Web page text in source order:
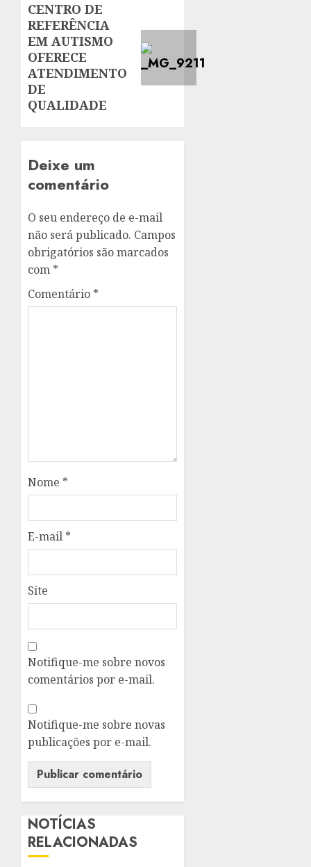
Next
post:
CENTRO DE
REFERÊNCIA
EM AUTISMO
OFERECE
ATENDIMENTO
DE
QUALIDADE
Deixe um
comentário
O seu endereço de e-mail
não será publicado. Campos
obrigatórios são marcados
com *
Comentário *
Nome *
E-mail *
Site
Notifique-me sobre novos
comentários por e-mail.
Notifique-me sobre novas
publicações por e-mail.
NOTÍCIAS
RELACIONADAS